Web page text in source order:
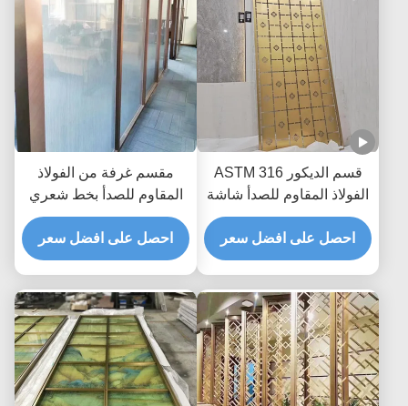
قسم الديكور ASTM 316
الفولاذ المقاوم للصدأ شاشة
التقسيم Zr- النحاس قطع
الليزر المقسم
احصل على افضل سعر
مقسم غرفة من الفولاذ
المقاوم للصدأ بخط شعري
نحاسي أحمر SUS201 مع
فن الزجاج
احصل على افضل سعر